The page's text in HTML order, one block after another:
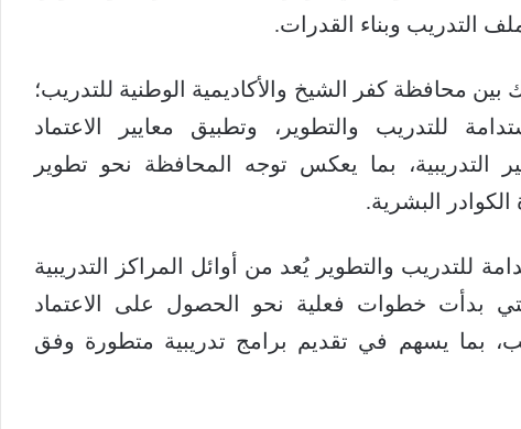
التدريب وبناء القدرات.
محافظة كفر الشيخ والأكاديمية الوطنية للتدريب؛
للتدريب والتطوير، وتطبيق معايير الاعتماد
التدريبية، بما يعكس توجه المحافظة نحو تطوير
البشرية.
للتدريب والتطوير يُعد من أوائل المراكز التدريبية
بدأت خطوات فعلية نحو الحصول على الاعتماد
بما يسهم في تقديم برامج تدريبية متطورة وفق